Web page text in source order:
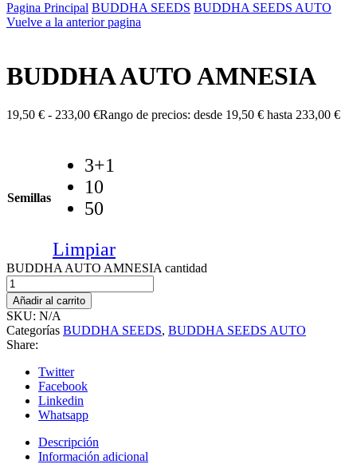
Pagina Principal BUDDHA SEEDS BUDDHA SEEDS AUTO
Vuelve a la anterior pagina
BUDDHA AUTO AMNESIA
19,50 € - 233,00 €Rango de precios: desde 19,50 € hasta 233,00 €
Semillas
3+1
10
50
Limpiar
BUDDHA AUTO AMNESIA cantidad
Añadir al carrito
SKU: N/A
Categorías BUDDHA SEEDS, BUDDHA SEEDS AUTO
Share:
Twitter
Facebook
Linkedin
Whatsapp
Descripción
Información adicional